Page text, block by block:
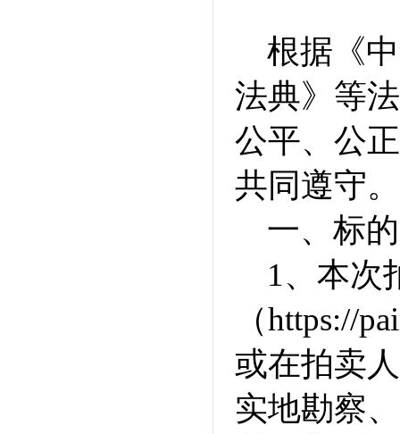
根据《中
法典》等
公平、公
共同遵守。
一、标
1、本次
（https://
或在拍卖
实地勘察